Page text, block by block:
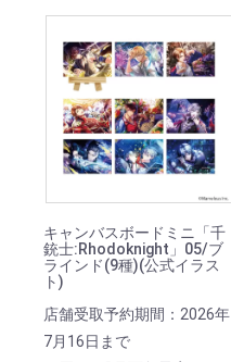
キャンバスボードミニ「千
銃士:Rhodoknight」05/ブ
ラインド(9種)(公式イラス
ト)
店舗受取予約期間：2026年
7月16日まで